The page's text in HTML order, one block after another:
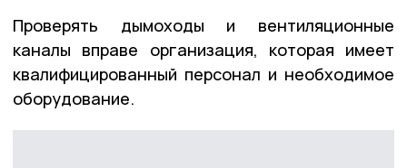
Проверять дымоходы и вентиляционные
каналы вправе организация, которая имеет
квалифицированный персонал и необходимое
оборудование.